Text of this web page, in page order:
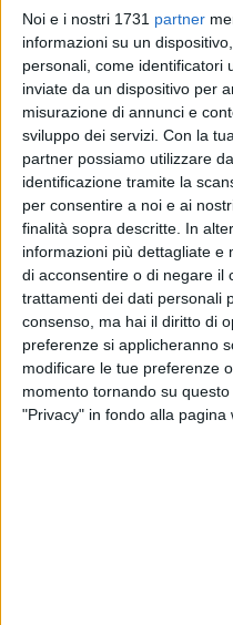
Noi e i nostri 1731 partner
informazioni su un
personali, come identificatori
inviate da un dispositivo per
misurazione di annunci e
sviluppo dei servizi. Con la
partner possiamo utilizzare
identificazione tramite la
per consentire a noi e ai
finalità sopra descritte. In
informazioni più dettagliate e
di acconsentire o di negare il
trattamenti dei dati personali
consenso, ma hai il diritto di
preferenze si applicheranno
modificare le tue preferenze
momento tornando su
"Privacy" in fondo alla pagina
A Matera è iniziata una
disponibilità di luoghi di
sole per il Sonic Park, e di
Tramontano, sono
risonanza internazionale.
L'altra sera Giorgia ha
l'area antistante il Castello
dell'Oversound Festival.
"Oversound, Sonic Park,
Piccolo Festival delle Arti,
altro... ce n'è per tutti i
estate materana!",
D'Oppido, dopo il concerto
pubblico in visibilio.